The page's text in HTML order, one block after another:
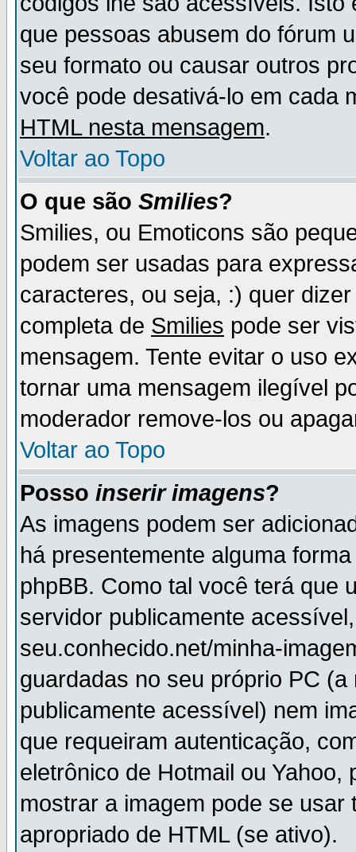
que pessoas abusem do fórum
seu formato ou causar outros
você pode desativá-lo em cada
HTML nesta mensagem.
Voltar ao Topo
O que são Smilies?
Smilies, ou Emoticons são
podem ser usadas para
caracteres, ou seja, :) quer
completa de Smilies pode ser
mensagem. Tente evitar o uso
tornar uma mensagem ilegível
moderador remove-los ou
Voltar ao Topo
Posso inserir imagens?
As imagens podem ser
há presentemente alguma
phpBB. Como tal você terá que
servidor publicamente
seu.conhecido.net/minha-
guardadas no seu próprio PC
publicamente acessível) nem
que requeiram autenticação,
eletrônico de Hotmail ou
mostrar a imagem pode se
apropriado de HTML (se ativo).